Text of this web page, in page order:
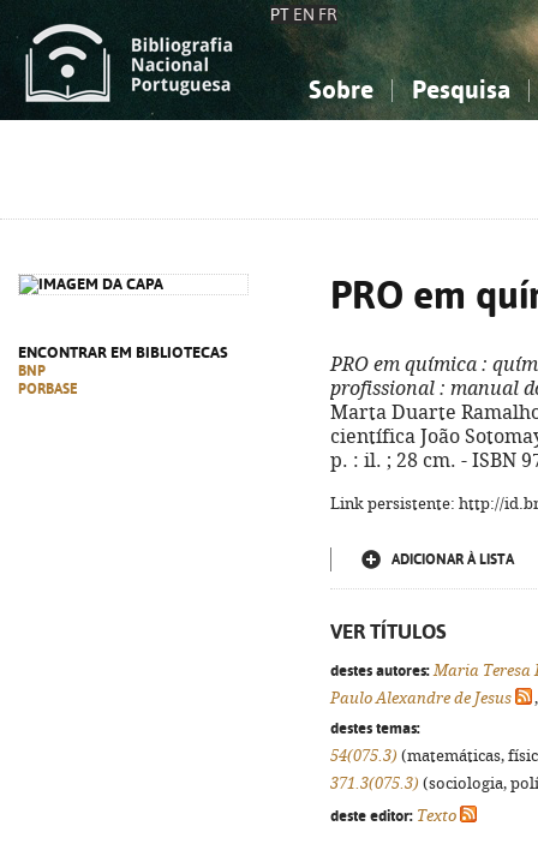
PT EN FR
Sobre Pesquisa
ENCONTRAR EM BIBLIOTECAS
BNP
PORBASE
PRO em
PRO em química :
profissional : manual
Marta Duarte
científica João
p. : il. ; 28 cm. - ISBN
Link persistente: http://
ADICIONAR À LISTA
VER TÍTULOS
destes autores: Maria Teresa
Paulo Alexandre de Jesus
destes temas:
54(075.3) (matemáticas,
371.3(075.3) (sociologia,
deste editor: Texto